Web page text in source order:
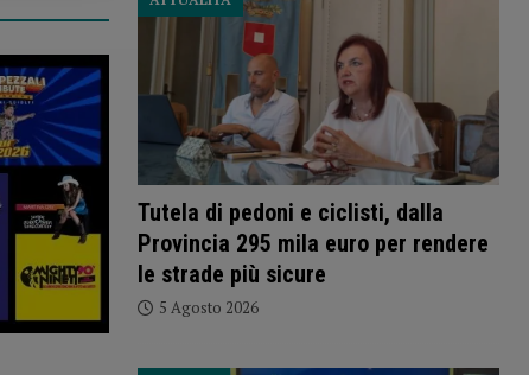
Tutela di pedoni e ciclisti, dalla
Provincia 295 mila euro per rendere
le strade più sicure
5 Agosto 2026